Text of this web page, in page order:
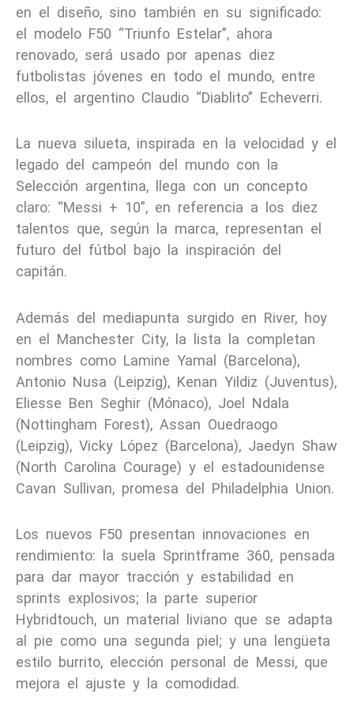
en el diseño, sino también en su significado:
el modelo F50 “Triunfo Estelar”, ahora
renovado, será usado por apenas diez
futbolistas jóvenes en todo el mundo, entre
ellos, el argentino Claudio “Diablito” Echeverri.
La nueva silueta, inspirada en la velocidad y el
legado del campeón del mundo con la
Selección argentina, llega con un concepto
claro: “Messi + 10”, en referencia a los diez
talentos que, según la marca, representan el
futuro del fútbol bajo la inspiración del
capitán.
Además del mediapunta surgido en River, hoy
en el Manchester City, la lista la completan
nombres como Lamine Yamal (Barcelona),
Antonio Nusa (Leipzig), Kenan Yildiz (Juventus),
Eliesse Ben Seghir (Mónaco), Joel Ndala
(Nottingham Forest), Assan Ouedraogo
(Leipzig), Vicky López (Barcelona), Jaedyn Shaw
(North Carolina Courage) y el estadounidense
Cavan Sullivan, promesa del Philadelphia Union.
Los nuevos F50 presentan innovaciones en
rendimiento: la suela Sprintframe 360, pensada
para dar mayor tracción y estabilidad en
sprints explosivos; la parte superior
Hybridtouch, un material liviano que se adapta
al pie como una segunda piel; y una lengüeta
estilo burrito, elección personal de Messi, que
mejora el ajuste y la comodidad.